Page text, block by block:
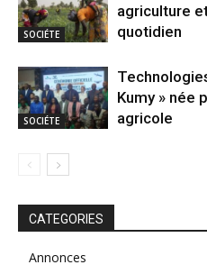
SOCIÉTE
agriculture
quotidien
SOCIÉTE
Kumy » née
agricole
CATEGORIES
Annonces